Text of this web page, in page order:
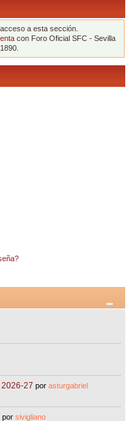
a esta sección.
con Foro Oficial SFC - Sevilla
27 porasturgabriel
porsivigliano